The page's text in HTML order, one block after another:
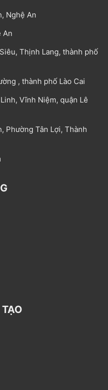
Nghệ An
An
Thịnh Lang, thành phố
, thành phố Lào Cai
Vĩnh Niệm, quận Lê
Phường Tân Lợi, Thành